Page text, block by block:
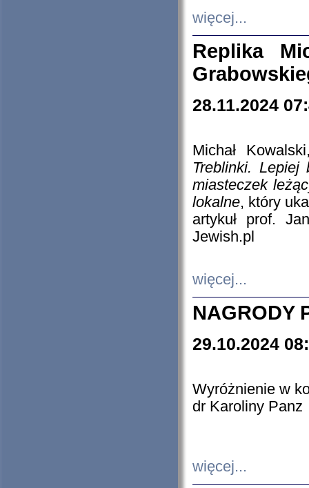
więcej...
Replika
28.11.2024
Michał
Treblinki. Lepiej
miasteczek
lokalne, który
artykuł prof.
Jewish.pl
więcej...
NAGRODY
29.10.2024
Wyróżnienie w
dr Karoliny Panz
więcej...